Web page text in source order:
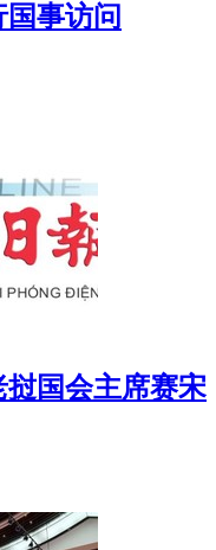
事访问
国会主席赛宋